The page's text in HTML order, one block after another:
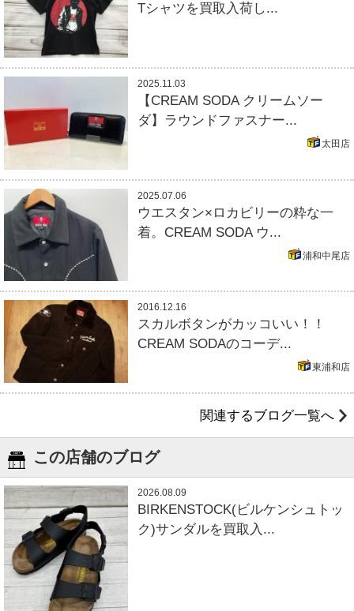
Tシャツを買取入荷し...
2025.11.03
【CREAM SODA クリームソー
ダ】ラウンドファスナー...
太田店
2025.07.06
ウエスタン×ロカビリーの粋な一
着。CREAM SODA ウ...
浦和中尾店
2016.12.16
スカルボタンがカッコいい！！
CREAM SODAのコーデ...
東浦和店
関連するブログ一覧へ
この店舗のブログ
2026.08.09
BIRKENSTOCK(ビルケンシュトッ
ク)サンダルを買取入...